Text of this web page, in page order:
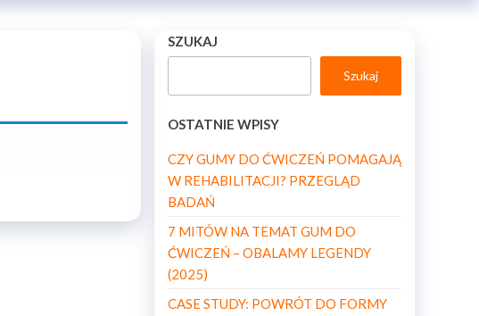
SZUKAJ
Szukaj
OSTATNIE WPISY
CZY GUMY DO ĆWICZEŃ POMAGAJĄ
W REHABILITACJI? PRZEGLĄD
BADAŃ
7 MITÓW NA TEMAT GUM DO
ĆWICZEŃ – OBALAMY LEGENDY
(2025)
CASE STUDY: POWRÓT DO FORMY